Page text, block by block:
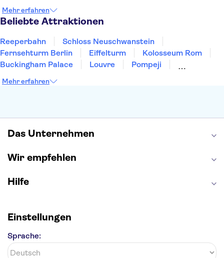
Heidelberg
Bremen
Mehr erfahren
Beliebte Attraktionen
Reeperbahn
Schloss Neuschwanstein
Fernsehturm Berlin
Eiffelturm
Kolosseum Rom
Buckingham Palace
Louvre
Pompeji
Moulin Rouge
Mehr erfahren
Das Unternehmen
Wir empfehlen
Hilfe
Einstellungen
Sprache: